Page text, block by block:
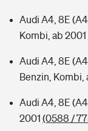
Audi A4, 8E (A4
Kombi, ab 2001
Audi A4, 8E (A4
Benzin, Kombi,
Audi A4, 8E
2001 (0588 /